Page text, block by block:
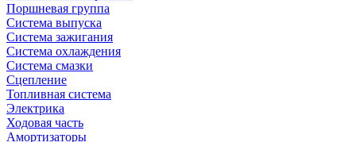
Поршневая группа
Система выпуска
Система зажигания
Система охлаждения
Система смазки
Сцепление
Топливная система
Электрика
Ходовая часть
Амортизаторы